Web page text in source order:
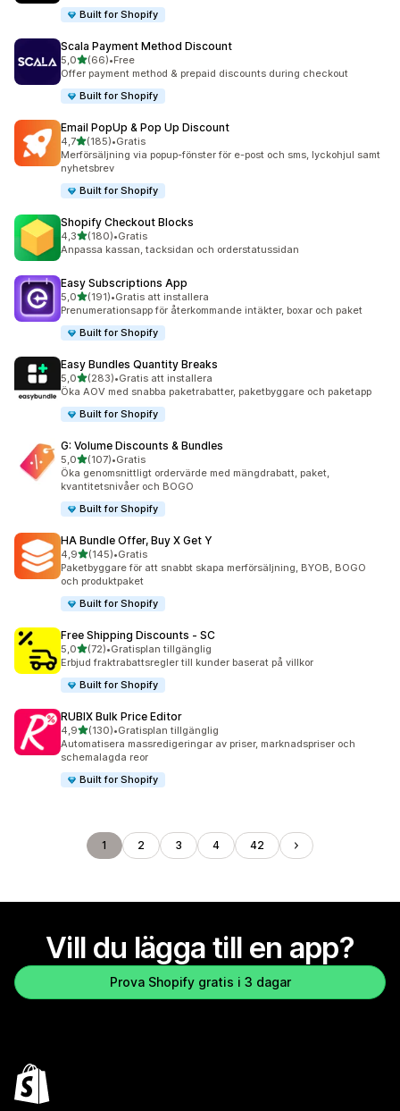
Built for Shopify
Scala Payment Method Discount
5,0av 5 stjärnor
(66)
66 recensioner totalt
•Free
Offer payment method & prepaid discounts during checkout
Built for Shopify
Email PopUp & Pop Up Discount
4,7av 5 stjärnor
(185)
185 recensioner totalt
•Gratis
Merförsäljning via popup-fönster för e-post och sms, lyckohjul samt
nyhetsbrev
Built for Shopify
Shopify Checkout Blocks
4,3av 5 stjärnor
(180)
180 recensioner totalt
•Gratis
Anpassa kassan, tacksidan och orderstatussidan
Easy Subscriptions App
5,0av 5 stjärnor
(191)
191 recensioner totalt
•Gratis att installera
Prenumerationsapp för återkommande intäkter, boxar och paket
Built for Shopify
Easy Bundles Quantity Breaks
5,0av 5 stjärnor
(283)
283 recensioner totalt
•Gratis att installera
Öka AOV med snabba paketrabatter, paketbyggare och paketapp
Built for Shopify
G: Volume Discounts & Bundles
5,0av 5 stjärnor
(107)
107 recensioner totalt
•Gratis
Öka genomsnittligt ordervärde med mängdrabatt, paket,
kvantitetsnivåer och BOGO
Built for Shopify
HA Bundle Offer, Buy X Get Y
4,9av 5 stjärnor
(145)
145 recensioner totalt
•Gratis
Paketbyggare för att snabbt skapa merförsäljning, BYOB, BOGO
och produktpaket
Built for Shopify
Free Shipping Discounts ‑ SC
5,0av 5 stjärnor
(72)
72 recensioner totalt
•Gratisplan tillgänglig
Erbjud fraktrabattsregler till kunder baserat på villkor
Built for Shopify
RUBIX Bulk Price Editor
4,9av 5 stjärnor
(130)
130 recensioner totalt
•Gratisplan tillgänglig
Automatisera massredigeringar av priser, marknadspriser och
schemalagda reor
Built for Shopify
1 2 3 4 42
Vill du lägga till en app?
Prova Shopify gratis i 3 dagar